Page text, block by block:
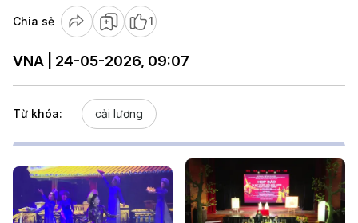
Chia sẻ 1
VNA | 24-05-2026, 09:07
Từ khóa: cải lương